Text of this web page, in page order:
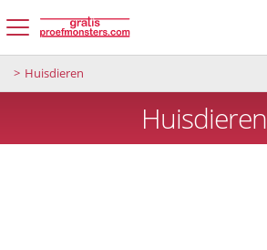
Huisdieren
Huisdieren